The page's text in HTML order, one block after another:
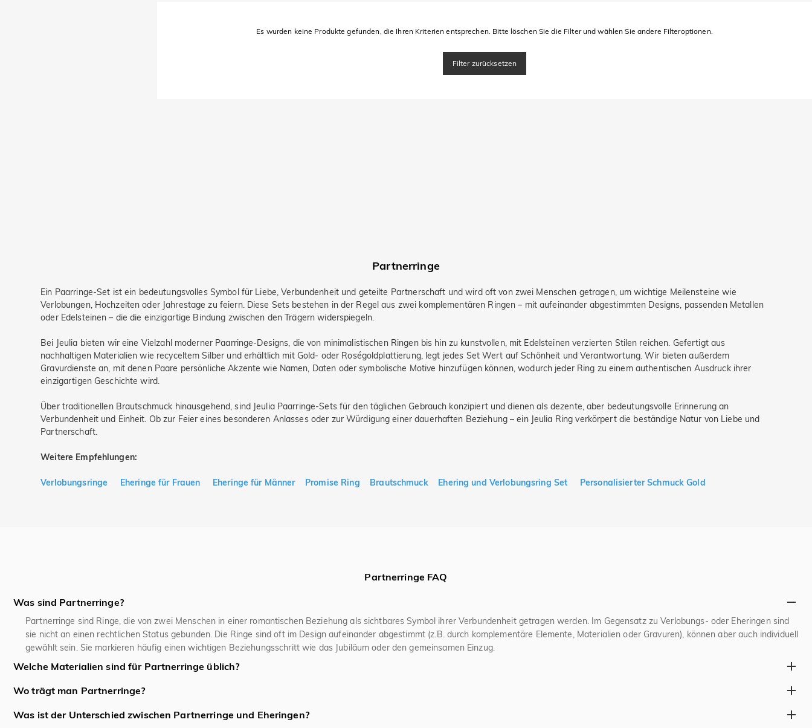
Es wurden keine Produkte gefunden, die Ihren Kriterien entsprechen. Bitte löschen Sie die Filter und wählen Sie andere Filteroptionen.
Filter zurücksetzen
Partnerringe
Ein Paarringe-Set ist ein bedeutungsvolles Symbol für Liebe, Verbundenheit und geteilte Partnerschaft und wird oft von zwei Menschen getragen, um wichtige Meilensteine wie
Verlobungen, Hochzeiten oder Jahrestage zu feiern. Diese Sets bestehen in der Regel aus zwei komplementären Ringen – mit aufeinander abgestimmten Designs, passenden Metallen
oder Edelsteinen – die die einzigartige Bindung zwischen den Trägern widerspiegeln.
Bei Jeulia bieten wir eine Vielzahl moderner Paarringe-Designs, die von minimalistischen Ringen bis hin zu kunstvollen, mit Edelsteinen verzierten Stilen reichen. Gefertigt aus
nachhaltigen Materialien wie recyceltem Silber und erhältlich mit Gold- oder Roségoldplattierung, legt jedes Set Wert auf Schönheit und Verantwortung. Wir bieten außerdem
Gravurdienste an, mit denen Paare persönliche Akzente wie Namen, Daten oder symbolische Motive hinzufügen können, wodurch jeder Ring zu einem authentischen Ausdruck ihrer
einzigartigen Geschichte wird.
Über traditionellen Brautschmuck hinausgehend, sind Jeulia Paarringe-Sets für den täglichen Gebrauch konzipiert und dienen als dezente, aber bedeutungsvolle Erinnerung an
Verbundenheit und Einheit. Ob zur Feier eines besonderen Anlasses oder zur Würdigung einer dauerhaften Beziehung – ein Jeulia Ring verkörpert die beständige Natur von Liebe und
Partnerschaft.
Weitere Empfehlungen:
Verlobungsringe Eheringe für Frauen Eheringe für Männer Promise Ring Brautschmuck Ehering und Verlobungsring Set Personalisierter Schmuck Gold
Partnerringe FAQ
Was sind Partnerringe?
Partnerringe sind Ringe, die von zwei Menschen in einer romantischen Beziehung als sichtbares Symbol ihrer Verbundenheit getragen werden. Im Gegensatz zu Verlobungs- oder Eheringen sind
sie nicht an einen rechtlichen Status gebunden. Die Ringe sind oft im Design aufeinander abgestimmt (z.B. durch komplementäre Elemente, Materialien oder Gravuren), können aber auch individuell
gewählt sein. Sie markieren häufig einen wichtigen Beziehungsschritt wie das Jubiläum oder den gemeinsamen Einzug.
Welche Materialien sind für Partnerringe üblich?
Für Partnerringe sind in Deutschland klassische Edelmetalle wie 925er Sterlingsilber und 585er Gelb-, Weiß- oder Roségold besonders üblich. Sehr beliebt sind auch moderne, robuste Materialien
wie Edelstahl und Titan aufgrund ihrer Langlebigkeit und Pflegeleichtigkeit. Für hochwertige Anfertigungen wird oft Platin verwendet. Zusätzlich sind Oberflächenveredelungen (matt, gebürstet)
oder Akzente aus Materialien wie Keramik oder Zirkonia gängig, um den Ringen einen persönlichen Charakter zu verleihen.
Wo trägt man Partnerringe?
In Deutschland und vielen europäischen Ländern ist es üblich, Paarringe vor der Ehe am Ringfinger der linken Hand zu tragen. Nach der Hochzeit werden die Eheringe typischerweise auf den
Ringfinger der rechten Hand gewechselt. Moderne Paare orientieren sich jedoch oft an persönlichen Vorlieben – manche tragen sie an anderen Fingern oder Händen oder sogar als Anhänger an
Was ist der Unterschied zwischen Partnerringe und Eheringen?